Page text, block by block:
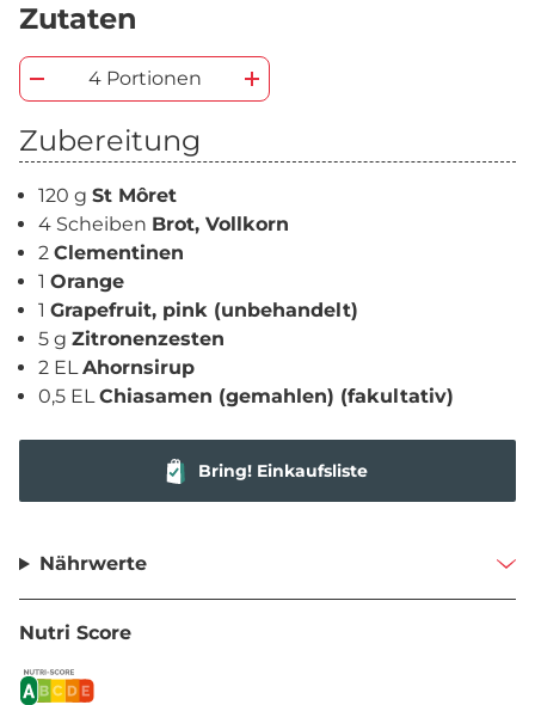
Zutaten
4 Portionen
Zubereitung
120 g St Môret
4 Scheiben Brot, Vollkorn
2 Clementinen
1 Orange
1 Grapefruit, pink (unbehandelt)
5 g Zitronenzesten
2 ELAhornsirup
0,5 ELChiasamen (gemahlen) (fakultativ)
Bring! Einkaufsliste
Nährwerte
Nutri Score